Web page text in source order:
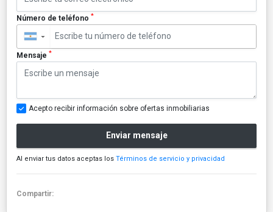
Número de teléfono *
▼
Mensaje *
Acepto recibir información sobre ofertas inmobiliarias
Enviar mensaje
Al enviar tus datos aceptas los Términos de servicio y privacidad
Compartir: